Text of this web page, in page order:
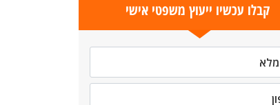
קבלו עכשיו ייעוץ משפטי אישי